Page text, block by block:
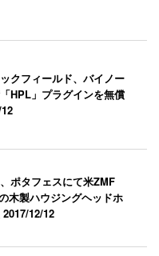
クフィールド、バイノー
HPL」プラグインを無償
ポタフェスにて米ZMF
木製ハウジングヘッドホ
2017/12/12